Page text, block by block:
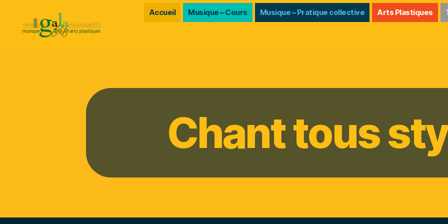
Accueil Musique – Cours Musique – Pratique collective Arts Plastiques
Chant tous